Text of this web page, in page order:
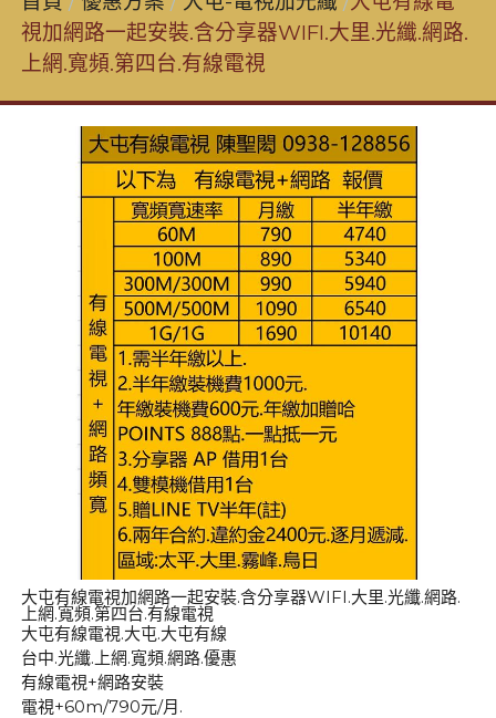
視加網路一起安裝.含分享器WIFI.大里.光纖.網路.
上網.寬頻.第四台.有線電視
大屯有線電視加網路一起安裝.含分享器WIFI.大里.光纖.網路.
上網.寬頻.第四台.有線電視
大屯有線電視.大屯.大屯有線
台中.光纖.上網.寬頻.網路.優惠
有線電視+網路安裝
電視+60m/790元/月.